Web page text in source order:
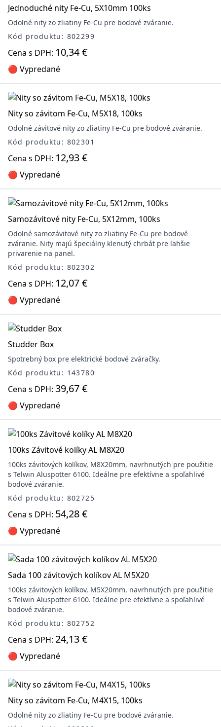
Jednoduché nity Fe-Cu, 5X10mm 100ks
Odolné nity zo zliatiny Fe-Cu pre bodové zváranie.
Kód produktu: 802299
Cena s DPH: 10,34 €
🔴 Vypredané
Nity so závitom Fe-Cu, M5X18, 100ks
Odolné závitové nity zo zliatiny Fe-Cu pre bodové zváranie.
Kód produktu: 802301
Cena s DPH: 12,93 €
🔴 Vypredané
Samozávitové nity Fe-Cu, 5X12mm, 100ks
Odolné samozávitové nity zo zliatiny Fe-Cu pre bodové
zváranie. Nity majú špeciálny klenutý chrbát pre ľahšie
privarenie na panel.
Kód produktu: 802302
Cena s DPH: 12,07 €
🔴 Vypredané
Studder Box
Spotrebný box pre elektrické bodové zváračky.
Kód produktu: 143780
Cena s DPH: 39,67 €
🔴 Vypredané
100ks Závitové kolíky AL M8X20
100ks závitových kolíkov, M8X20mm, navrhnutých pre použitie
s Telwin Aluspotter 6100. Ideálne pre efektívne a spoľahlivé
bodové zváranie.
Kód produktu: 802725
Cena s DPH: 54,28 €
🔴 Vypredané
Sada 100 závitových kolíkov AL M5X20
100ks závitových kolíkov, M5X20mm, navrhnutých pre použitie
s Telwin Aluspotter 6100. Ideálne pre efektívne a spoľahlivé
bodové zváranie.
Kód produktu: 802752
Cena s DPH: 24,13 €
🔴 Vypredané
Nity so závitom Fe-Cu, M4X15, 100ks
Odolné nity zo zliatiny Fe-Cu pre bodové zváranie.